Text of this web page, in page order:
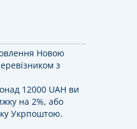
Новою
з
12000 UAH ви
на 2%, або
Укрпоштою.